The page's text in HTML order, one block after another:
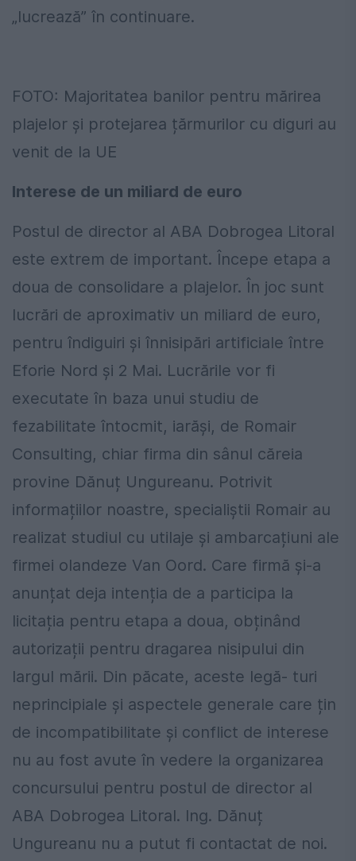
„lucrează” în continuare.
FOTO: Majoritatea banilor pentru mărirea
plajelor și protejarea țărmurilor cu diguri au
venit de la UE
Interese de un miliard de euro
Postul de director al ABA Dobrogea Litoral
este extrem de important. Începe etapa a
doua de consolidare a plajelor. În joc sunt
lucrări de aproximativ un miliard de euro,
pentru îndiguiri și înnisipări artificiale între
Eforie Nord și 2 Mai. Lucrările vor fi
executate în baza unui studiu de
fezabilitate întocmit, iarăși, de Romair
Consulting, chiar firma din sânul căreia
provine Dănuț Ungureanu. Potrivit
informațiilor noastre, specialiștii Romair au
realizat studiul cu utilaje și ambarcațiuni ale
firmei olandeze Van Oord. Care firmă și-a
anunțat deja intenția de a participa la
licitația pentru etapa a doua, obținând
autorizații pentru dragarea nisipului din
largul mării. Din păcate, aceste legă- turi
neprincipiale și aspectele generale care țin
de incompatibilitate și conflict de interese
nu au fost avute în vedere la organizarea
concursului pentru postul de director al
ABA Dobrogea Litoral. Ing. Dănuț
Ungureanu nu a putut fi contactat de noi.